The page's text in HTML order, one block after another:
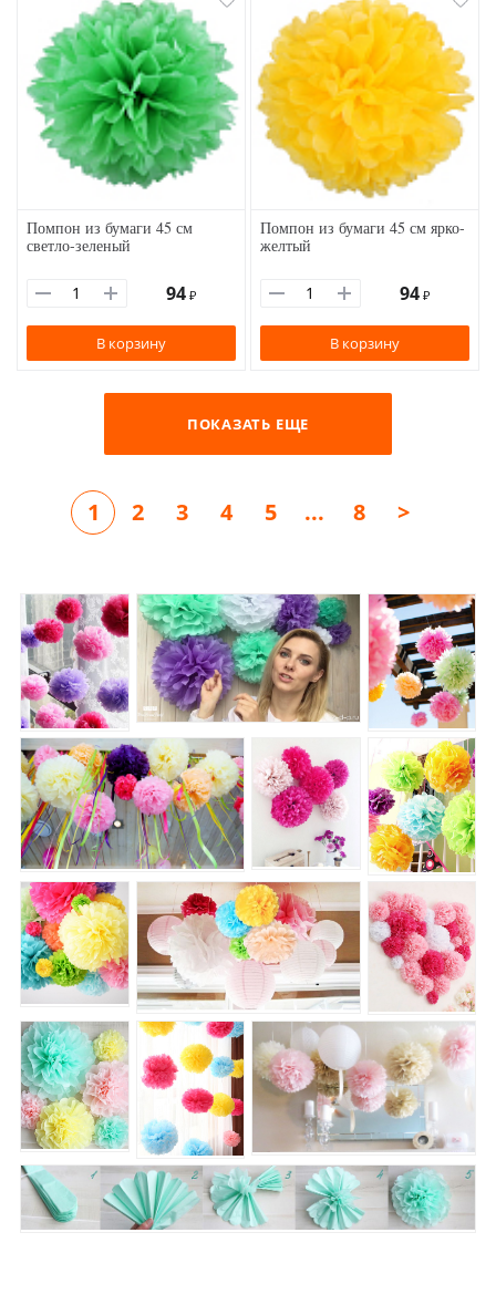
Помпон из бумаги 45 см
светло-зеленый
94 ₽
В корзину
Помпон из бумаги 45 см ярко-
желтый
94 ₽
В корзину
ПОКАЗАТЬ ЕЩЕ
1 2 3 4 5 ... 8 >